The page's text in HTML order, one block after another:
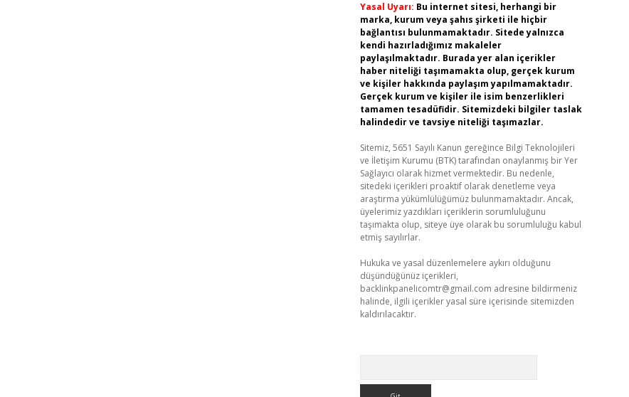
Yasal Uyarı: Bu internet sitesi, herhangi bir
marka, kurum veya şahıs şirketi ile hiçbir
bağlantısı bulunmamaktadır. Sitede yalnızca
kendi hazırladığımız makaleler
paylaşılmaktadır. Burada yer alan içerikler
haber niteliği taşımamakta olup, gerçek kurum
ve kişiler hakkında paylaşım yapılmamaktadır.
Gerçek kurum ve kişiler ile isim benzerlikleri
tamamen tesadüfidir. Sitemizdeki bilgiler taslak
halindedir ve tavsiye niteliği taşımazlar.
Sitemiz, 5651 Sayılı Kanun gereğince Bilgi Teknolojileri
ve İletişim Kurumu (BTK) tarafından onaylanmış bir Yer
Sağlayıcı olarak hizmet vermektedir. Bu nedenle,
sitedeki içerikleri proaktif olarak denetleme veya
araştırma yükümlülüğümüz bulunmamaktadır. Ancak,
üyelerimiz yazdıkları içeriklerin sorumluluğunu
taşımakta olup, siteye üye olarak bu sorumluluğu kabul
etmiş sayılırlar.
Hukuka ve yasal düzenlemelere aykırı olduğunu
düşündüğünüz içerikleri,
backlinkpanelicomtr@gmail.com adresine bildirmeniz
halinde, ilgili içerikler yasal süre içerisinde sitemizden
kaldırılacaktır.